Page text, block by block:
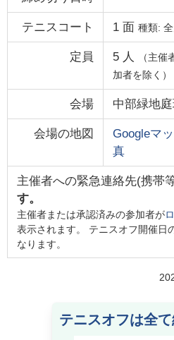
テニスコート 1面 種類:
定員 5 人
（主
加者を除く）
会場 中部緑地
会場の地図
Googleマ
真
主催者への緊急連絡先(携帯
す。
主催者または承認済みの参加者が
表示されます。 テニスオフ開催日
なります。
テニスオフは全